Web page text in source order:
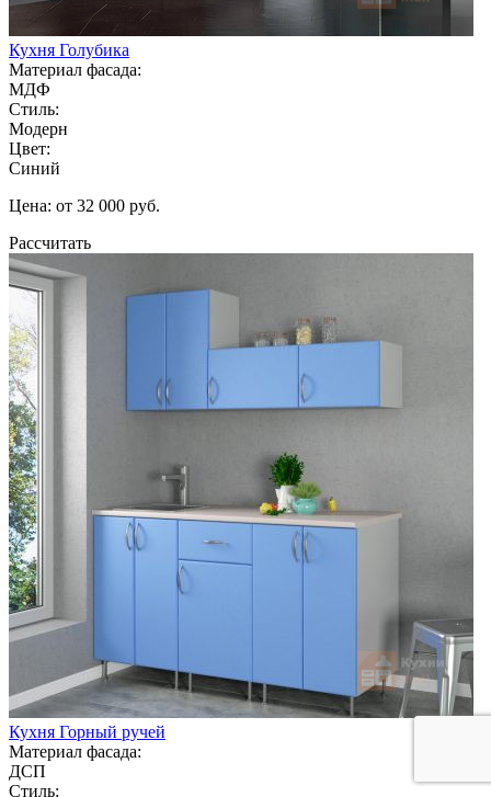
Кухня Голубика
Материал фасада:
МДФ
Стиль:
Модерн
Цвет:
Синий
Цена: от 32 000 руб.
Рассчитать
Кухня Горный ручей
Материал фасада:
ДСП
Стиль: